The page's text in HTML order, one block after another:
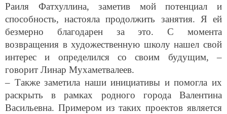
Раиля Фатхуллина, заметив мой потенциал и
способность, настояла продолжить занятия. Я ей
безмерно благодарен за это. С момента
возвращения в художественную школу нашел свой
интерес и определился со своим будущим, –
говорит Линар Мухаметвалеев.
– Также заметила наши инициативы и помогла их
раскрыть в рамках родного города Валентина
Васильевна. Примером из таких проектов является